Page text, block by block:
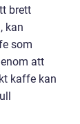
brett
kan
som
att
kaffe kan